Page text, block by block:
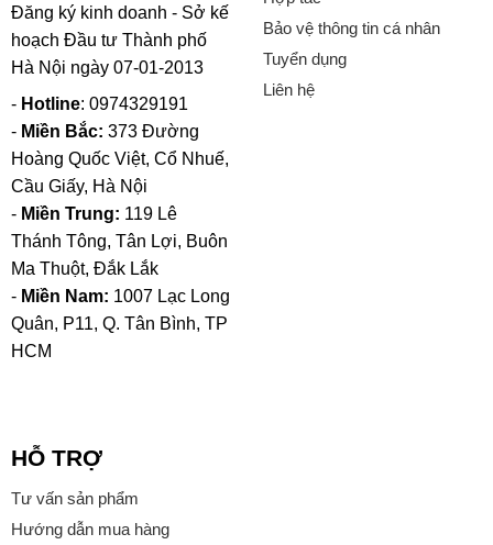
Đăng ký kinh doanh - Sở kế
hoạch Đầu tư Thành phố
Hà Nội ngày 07-01-2013
- Hotline: 0974329191
- Miền Bắc: 373 Đường
Hoàng Quốc Việt, Cổ Nhuế,
Cầu Giấy, Hà Nội
- Miền Trung: 119 Lê
Thánh Tông, Tân Lợi, Buôn
Ma Thuột, Đắk Lắk
- Miền Nam: 1007 Lạc Long
Quân, P11, Q. Tân Bình, TP
HCM
Bảo vệ thông tin cá nhân
Tuyển dụng
Liên hệ
HỖ TRỢ
Tư vấn sản phẩm
Hướng dẫn mua hàng